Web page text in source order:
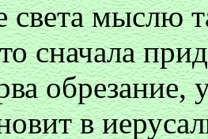
мыслю
сначала
в